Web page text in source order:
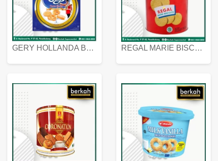
GERY HOLLANDA BUTTER COOKIES 450 GRAM REGAL MARIE BISCUIT KALENG 550 GRAM